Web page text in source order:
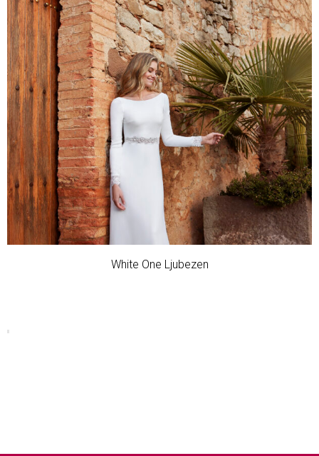
White One Ljubezen